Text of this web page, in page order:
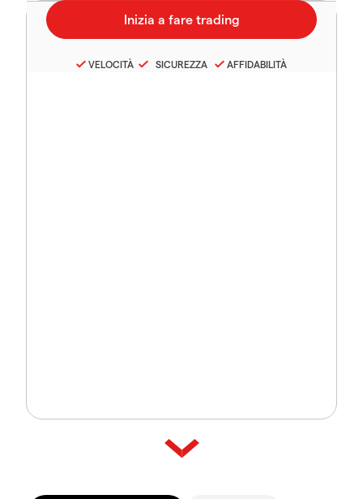
VELOCITÀ SICUREZZA AFFIDABILITÀ